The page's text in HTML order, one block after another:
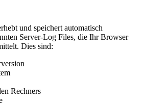
und speichert automatisch
Server-Log Files, die Ihr Browser
Dies sind:
Rechners